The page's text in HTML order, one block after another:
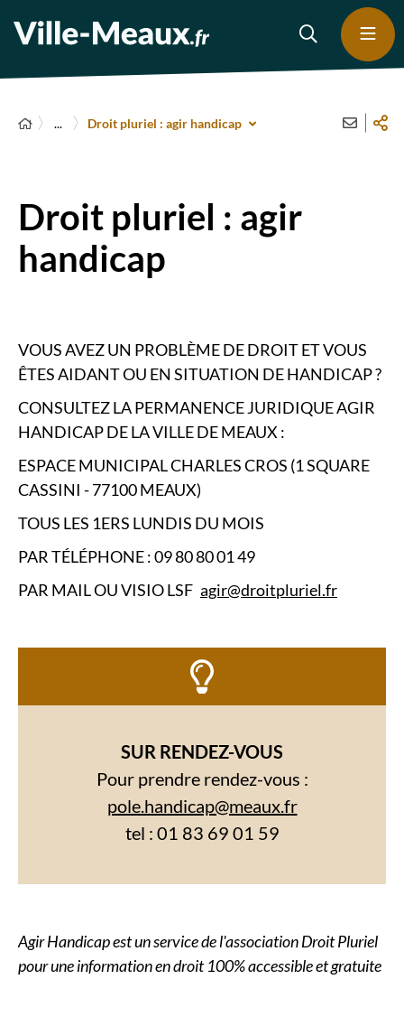
... Droit pluriel : agir handicap
Droit pluriel : agir
handicap
VOUS AVEZ UN PROBLÈME DE DROIT ET VOUS
ÊTES AIDANT OU EN SITUATION DE HANDICAP ?
CONSULTEZ LA PERMANENCE JURIDIQUE AGIR
HANDICAP DE LA VILLE DE MEAUX :
ESPACE MUNICIPAL CHARLES CROS (1 SQUARE
CASSINI - 77100 MEAUX)
TOUS LES 1ERS LUNDIS DU MOIS
PAR TÉLÉPHONE : 09 80 80 01 49
PAR MAIL OU VISIO LSF agir@droitpluriel.fr
SUR RENDEZ-VOUS
Pour prendre rendez-vous :
pole.handicap@meaux.fr
tel : 01 83 69 01 59
Agir Handicap est un service de l'association Droit Pluriel
pour une information en droit 100% accessible et gratuite